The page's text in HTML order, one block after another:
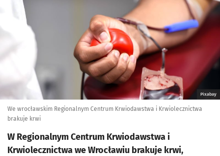
Pixabay
We wrocławskim Regionalnym Centrum Krwiodawstwa i Krwiolecznictwa
brakuje krwi
W Regionalnym Centrum Krwiodawstwa i
Krwiolecznictwa we Wrocławiu brakuje krwi,